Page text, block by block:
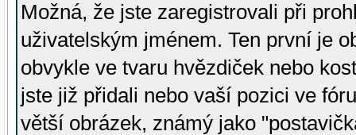
Možná, že jste zaregistrovali při
uživatelským jménem. Ten první je
obvykle ve tvaru hvězdiček nebo
jste již přidali nebo vaší pozici ve
větší obrázek, známý jako